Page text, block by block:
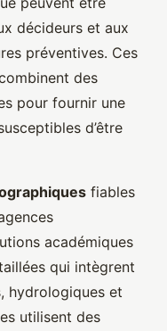
décideurs et aux
préventives. Ces
des
pour fournir une
d’être
fiables
académiques
qui intègrent
hydrologiques et
utilisent des